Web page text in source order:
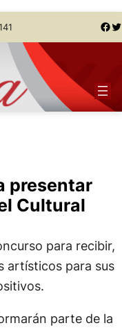
Facebook Twitter
presentar
Cultural
para recibir,
artísticos para sus
parte de la